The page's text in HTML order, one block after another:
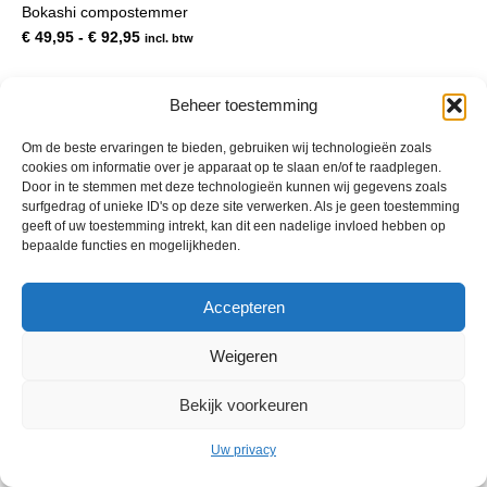
Beheer toestemming
Om de beste ervaringen te bieden, gebruiken wij technologieën zoals
cookies om informatie over je apparaat op te slaan en/of te raadplegen.
Door in te stemmen met deze technologieën kunnen wij gegevens zoals
surfgedrag of unieke ID's op deze site verwerken. Als je geen toestemming
geeft of uw toestemming intrekt, kan dit een nadelige invloed hebben op
bepaalde functies en mogelijkheden.
Accepteren
Weigeren
Bekijk voorkeuren
Uw privacy
gekozen
op
de
productpagina
Bokashi compostemmer
€ 49,95 - € 92,95Prijsklasse:
€ 92,95
incl. btw
© 2013 - 2026 De Duurzame Tuin KvK Gouda 29029262 - BTW nr
NL001968744B76 Hosting: